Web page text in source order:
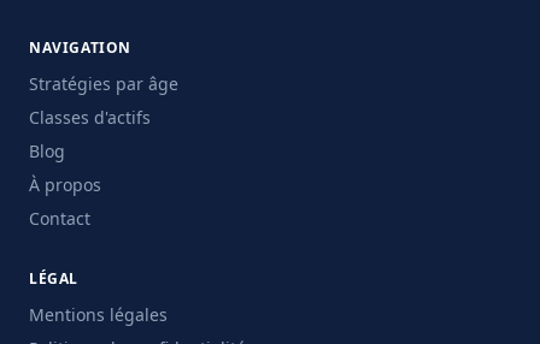
NAVIGATION
Stratégies par âge
Classes d'actifs
Blog
À propos
Contact
LÉGAL
Mentions légales